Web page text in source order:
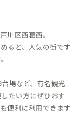
川区西葛西。
ると、人気の街です
場など、有名観光
たい方にぜひおす
便利に利用できます